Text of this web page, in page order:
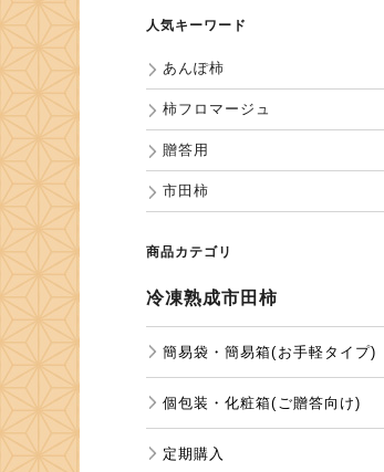
人気キーワード
あんぽ柿
柿フロマージュ
贈答用
市田柿
商品カテゴリ
冷凍熟成市田柿
簡易袋・簡易箱(お手軽タイプ)
個包装・化粧箱(ご贈答向け)
定期購入